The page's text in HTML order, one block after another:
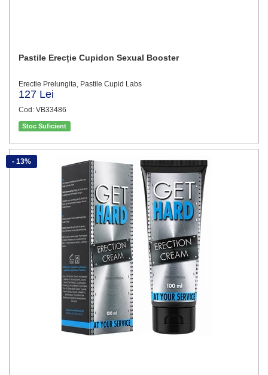
Pastile Erecție Cupidon Sexual Booster
Erectie Prelungita, Pastile Cupid Labs
127 Lei
Cod: VB33486
Stoc Suficient
- 13%